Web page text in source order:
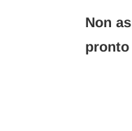
Non